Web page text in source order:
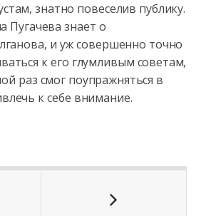
знатно повеселив публику.
Пугачева знает о
и уж совершенно точно
к его глумливым советам,
раз смог поупражняться в
к себе внимание.